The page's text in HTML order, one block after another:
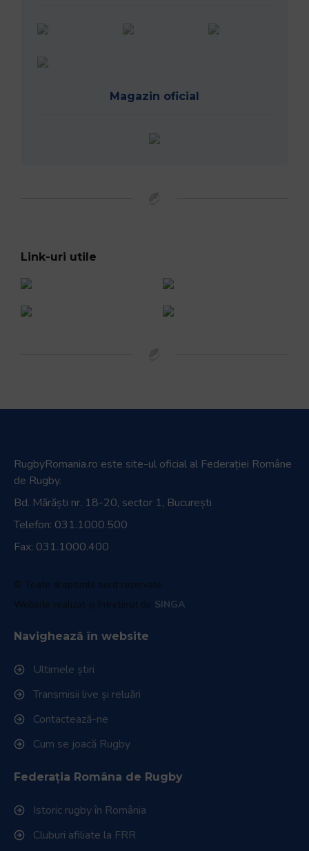
Magazin oficial
Link-uri utile
RugbyRomania.ro este site-ul oficial al Federației Române
de Rugby.
Bd. Mărăști nr. 18-20, sector 1, București
Telefon: 031.1000.500
Fax: 031.1000.400
© Toate drepturile sunt rezervate.
Website realizat și întreținut de SINGA
Navighează în website
Ultimele știri
Transmisii live și reluări
Contactează-ne
Cum se joacă Rugby
Federația Româna de Rugby
Istoric rugby în România
Cluburi afiliate la FRR